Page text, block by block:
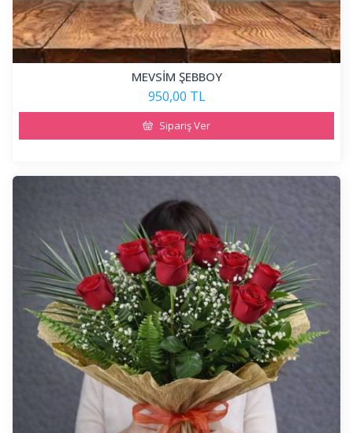
MEVSİM ŞEBBOY
950,00 TL
Sipariş Ver